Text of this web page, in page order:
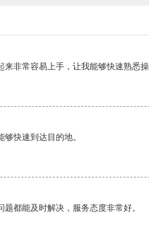
非常容易上手，让我能够快速熟悉操
快速到达目的地。
都能及时解决，服务态度非常好。